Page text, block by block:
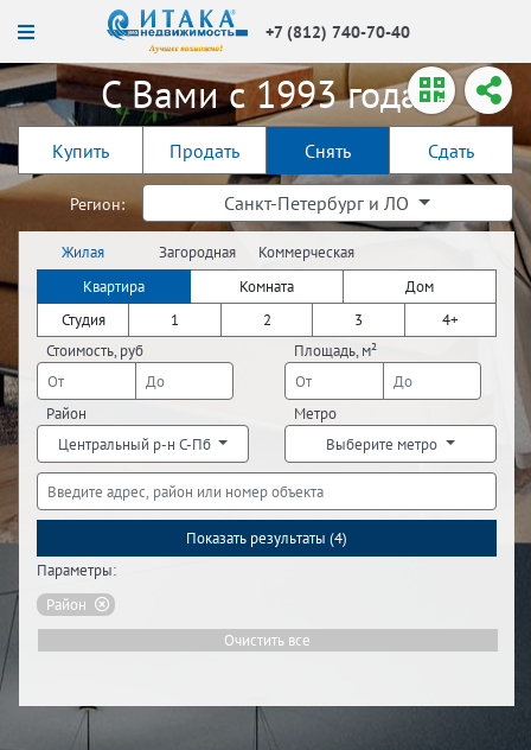
+7 (812) 740-70-40
С Вами с 1993 года!
Купить Продать Снять Сдать
Регион: Санкт-Петербург и ЛО
Жилая
недвижимость
Загородная
недвижимость
Коммерческая
недвижимость
Квартира Комната
Дом
Студия
1 2 3
4+
Стоимость, руб
Площадь, м²
Район
Центральный р-н С-Пб
Метро
Выберите метро
Показать результаты (4)
Параметры:
Район
Очистить все